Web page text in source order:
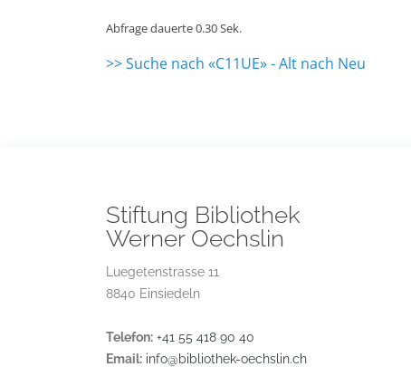
Abfrage dauerte 0.30 Sek.
>> Suche nach «C11UE» - Alt nach Neu
Stiftung Bibliothek
Werner Oechslin
Luegetenstrasse 11
8840 Einsiedeln
Telefon: +41 55 418 90 40
Email: info@bibliothek-oechslin.ch